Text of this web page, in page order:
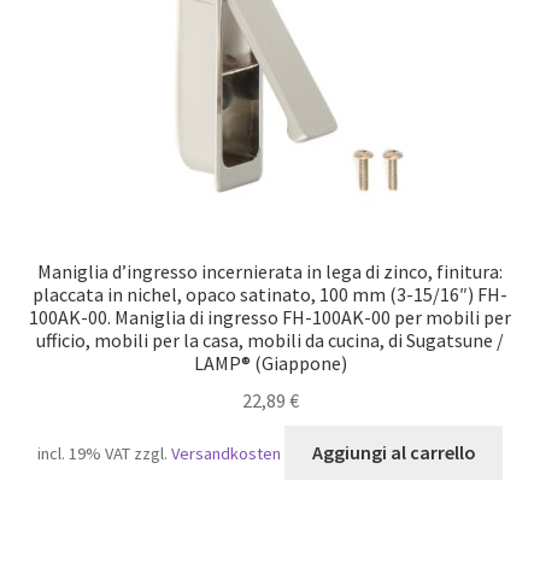
Maniglia d’ingresso incernierata in lega di zinco, finitura:
placcata in nichel, opaco satinato, 100 mm (3-15/16″) FH-
100AK-00. Maniglia di ingresso FH-100AK-00 per mobili per
ufficio, mobili per la casa, mobili da cucina, di Sugatsune /
LAMP® (Giappone)
22,89 €
incl. 19% VAT zzgl. Versandkosten Aggiungi al carrello